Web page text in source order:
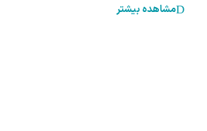
مشاهده بیشتر